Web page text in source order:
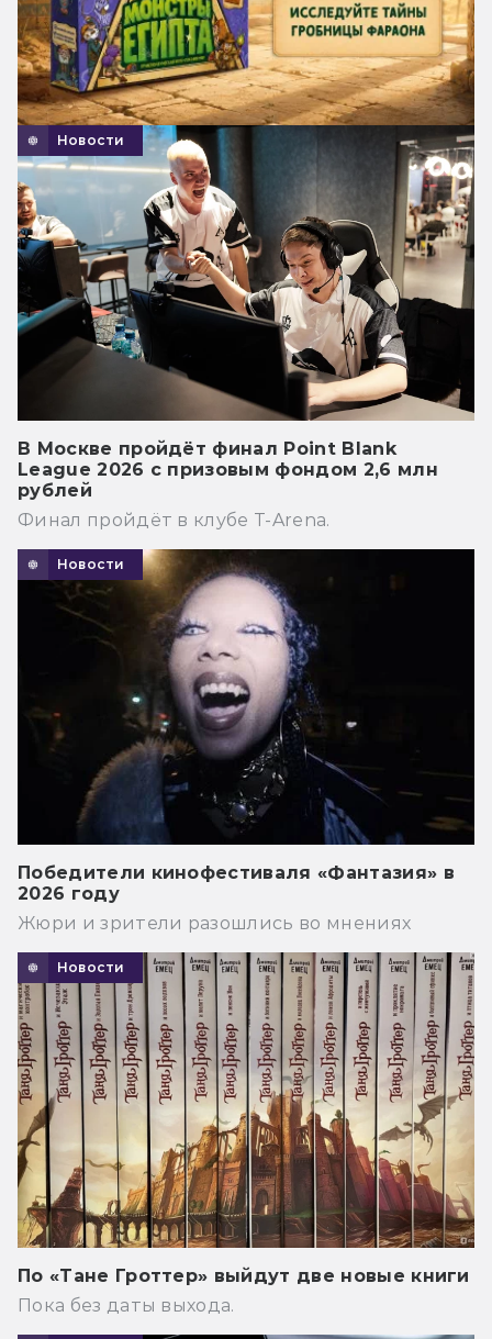
Новости
В Москве пройдёт финал Point Blank
League 2026 с призовым фондом 2,6 млн
рублей
Финал пройдёт в клубе T-Arena.
Новости
Победители кинофестиваля «Фантазия» в
2026 году
Жюри и зрители разошлись во мнениях
Новости
По «Тане Гроттер» выйдут две новые книги
Пока без даты выхода.